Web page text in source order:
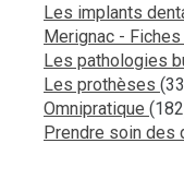
Les implants
Merignac -
Les pathologies
Les prothèses
Omnipratique
Prendre soin des